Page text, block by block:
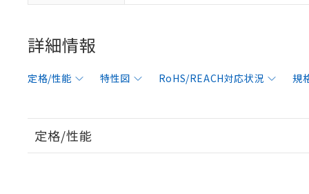
詳細情報
定格/性能 特性図 RoHS/REACH対応状況 規
定格/性能